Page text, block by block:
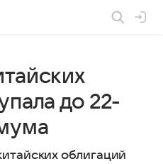
до 22-
облигаций